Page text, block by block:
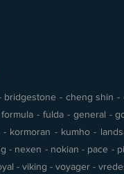
bridgestone - cheng shin
- fulda - general -
kormoran - kumho -
- nexen - nokian - pace -
- viking - voyager -